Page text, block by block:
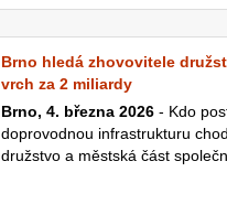
Brno hledá zhovovitele
vrch za 2 miliardy
Brno, 4. března 2026 - Kdo
doprovodnou infrastrukturu
družstvo a městská část